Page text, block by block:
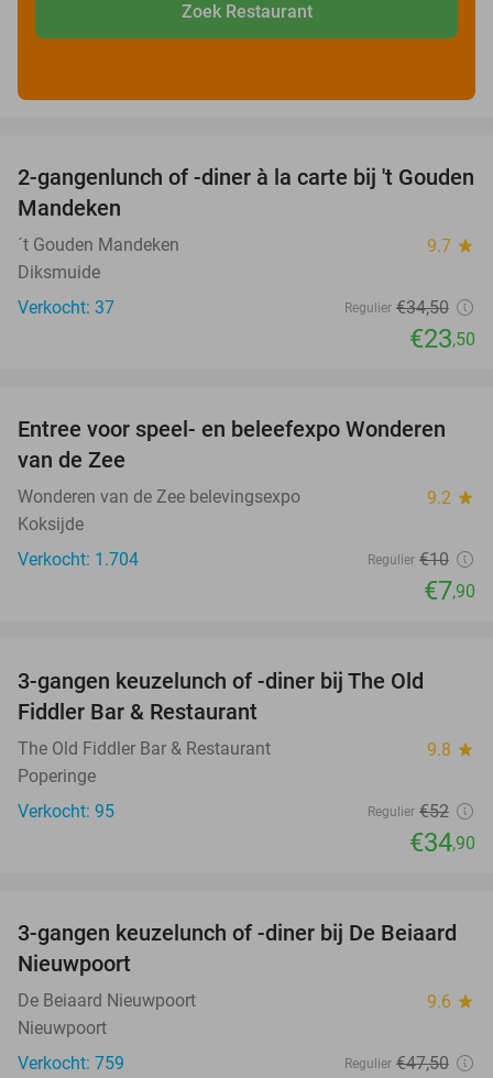
Zoek Restaurant
32%
2-gangenlunch of -diner à la carte bij 't Gouden
Mandeken
´t Gouden Mandeken 9.7 star
Diksmuide
Verkocht: 37
Regulier €34,50
€23,50
21%
Entree voor speel- en beleefexpo Wonderen
van de Zee
Wonderen van de Zee belevingsexpo 9.2 star
Koksijde
Verkocht: 1.704
Regulier €10
€7,90
3-gangen keuzelunch of -diner bij The Old
Fiddler Bar & Restaurant
The Old Fiddler Bar & Restaurant 9.8 star
Poperinge
Verkocht: 95
Regulier €52
€34,90
44%
3-gangen keuzelunch of -diner bij De Beiaard
Nieuwpoort
De Beiaard Nieuwpoort 9.6 star
Nieuwpoort
Verkocht: 759
Regulier €47,50